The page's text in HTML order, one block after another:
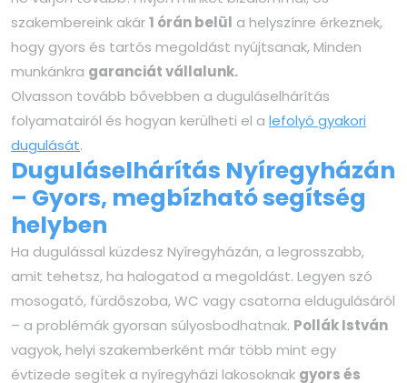
szakembereink akár1 órán belül a helyszínre érkeznek,
hogy gyors és tartós megoldást nyújtsanak, Minden
munkánkra garanciát vállalunk.
Olvasson tovább bővebben a duguláselhárítás
folyamatairól és hogyan kerülheti el a lefolyó gyakori
dugulását.
Duguláselhárítás Nyíregyházán
– Gyors, megbízható segítség
helyben
Ha dugulással küzdesz Nyíregyházán, a legrosszabb,
amit tehetsz, ha halogatod a megoldást. Legyen szó
mosogató, fürdőszoba, WC vagy csatorna eldugulásáról
– a problémák gyorsan súlyosbodhatnak. Pollák István
vagyok, helyi szakemberként már több mint egy
évtizede segítek a nyíregyházi lakosoknak gyors és